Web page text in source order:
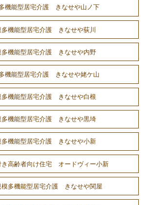
機能型居宅介護 きなせや山ノ下
多機能型居宅介護 きなせや荻川
多機能型居宅介護 きなせや内野
機能型居宅介護 きなせや姥ケ山
多機能型居宅介護 きなせや白根
多機能型居宅介護 きなせや黒埼
多機能型居宅介護 きなせや小新
き高齢者向け住宅 オードヴィー小新
模多機能型居宅介護 きなせや関屋